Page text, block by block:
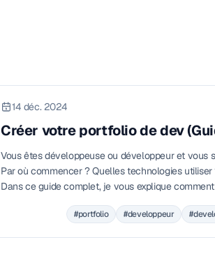
14 déc. 2024
Créer votre portfolio de dev
Vous êtes développeuse ou développeur et vous
Par où commencer ? Quelles technologies
Dans ce guide complet, je vous explique
#portfolio #developpeur